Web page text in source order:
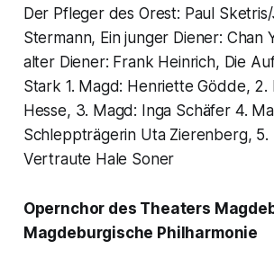
Der Pfleger des Orest: Paul
Stermann, Ein junger Diener: Chan
alter Diener: Frank Heinrich, Die
Stark 1. Magd: Henriette Gödde, 2.
Hesse, 3. Magd: Inga Schäfer 4.
Schleppträgerin Uta Zierenberg, 5.
Vertraute Hale Soner
Opernchor des Theaters
Magdeburgische Philharmonie